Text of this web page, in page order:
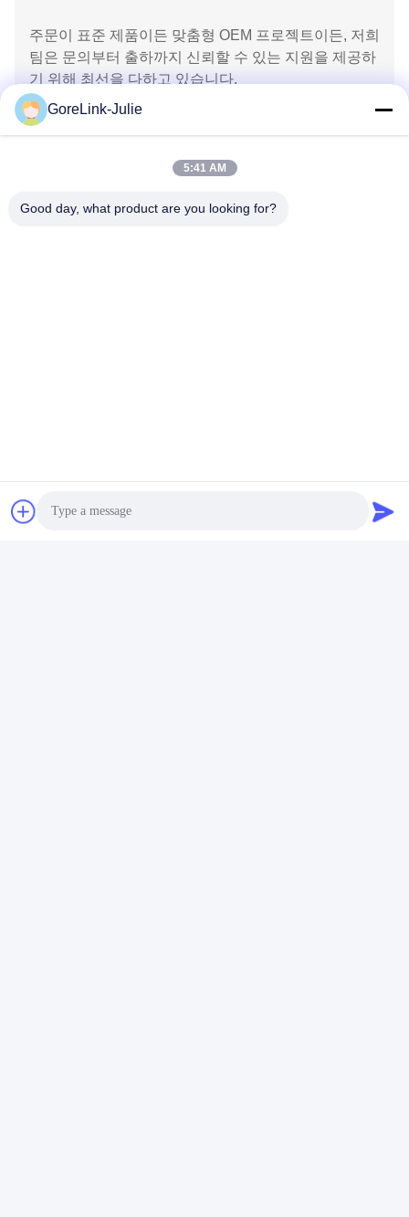
주문이 표준 제품이든 맞춤형 OEM 프로젝트이든, 저희
팀은 문의부터 출하까지 신뢰할 수 있는 지원을 제공하
기 위해 최선을 다하고 있습니다.
GoreLink-Julie
5:41 AM
Good day, what product are you looking for?